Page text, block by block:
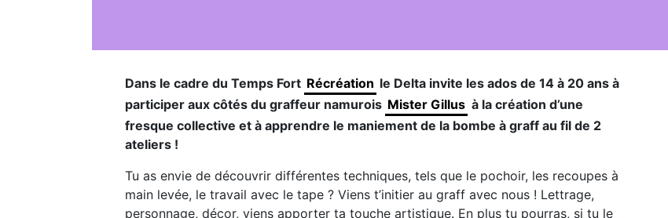
Dans le cadre du Temps Fort Récréation le Delta invite les ados de 14 à 20 ans à
participer aux côtés du graffeur namurois Mister Gillus à la création d’une
fresque collective et à apprendre le maniement de la bombe à graff au fil de 2
ateliers !
Tu as envie de découvrir différentes techniques, tels que le pochoir, les recoupes à
main levée, le travail avec le tape ? Viens t’initier au graff avec nous ! Lettrage,
personnage, décor, viens apporter ta touche artistique. En plus tu pourras, si tu le